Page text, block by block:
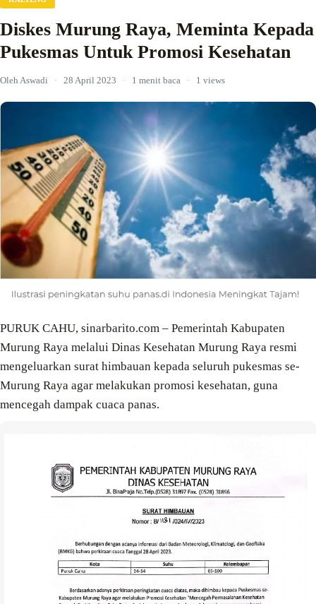
Diskes Murung Raya, Meminta Kepada
Pukesmas Untuk Promosi Kesehatan
Oleh Aswadi · 28 April 2023 · 1 menit baca · 1 views
PURUK CAHU, sinarbarito.com – Pemerintah Kabupaten
Murung Raya melalui Dinas Kesehatan Murung Raya resmi
mengeluarkan surat himbauan kepada seluruh pukesmas se-
Murung Raya agar melakukan promosi kesehatan, guna
mencegah dampak cuaca panas.